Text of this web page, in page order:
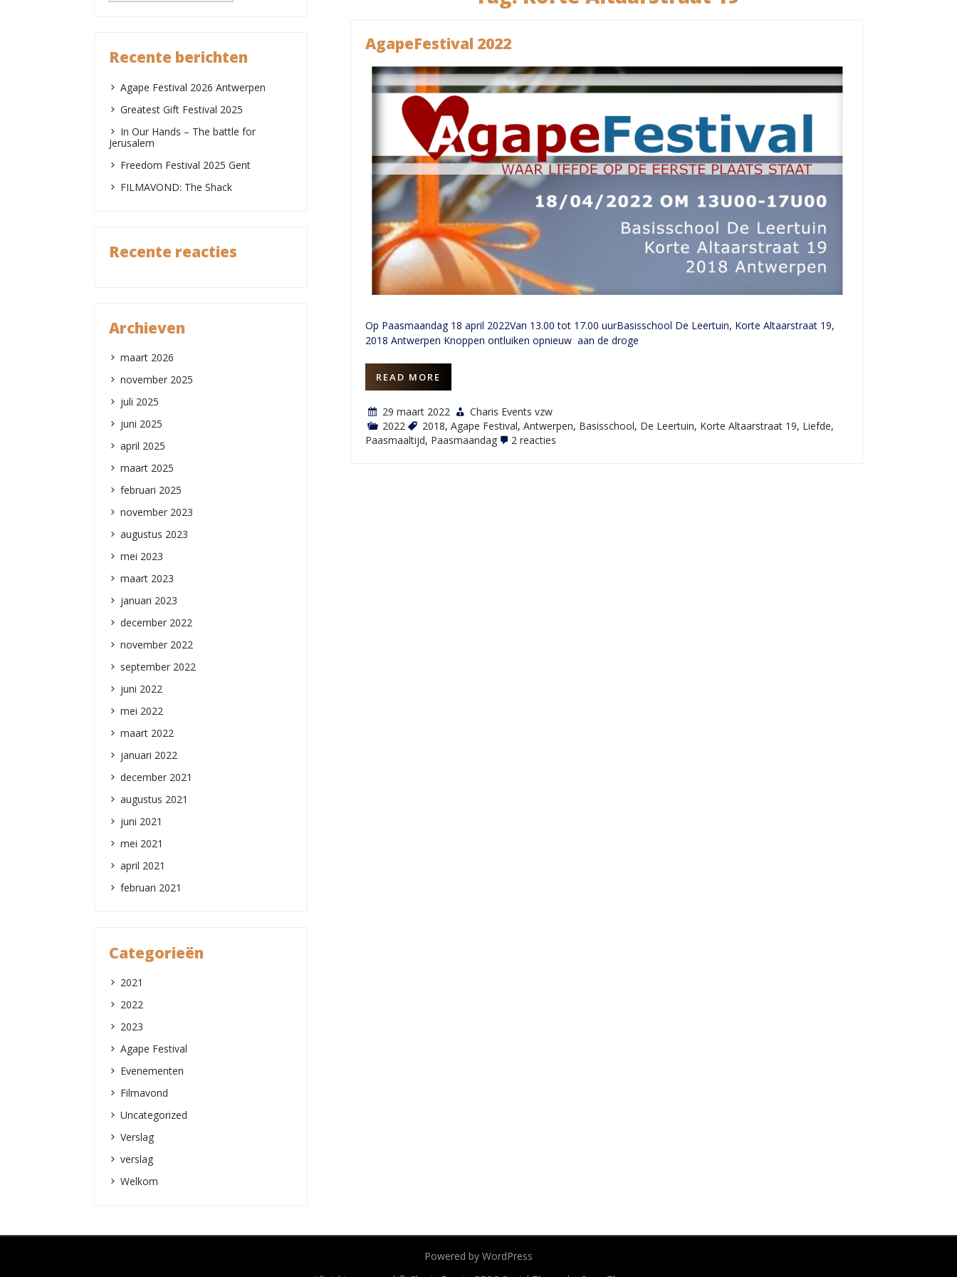
AgapeFestival 2022
Op Paasmaandag 18 april 2022Van 13.00 tot 17.00 uurBasisschool De Leertuin, Korte Altaarstraat 19,
2018 Antwerpen Knoppen ontluiken opnieuw aan de droge
READ MORE
29 maart 2022
Charis Events vzw
2022
2018, Agape Festival, Antwerpen, Basisschool, De Leertuin, Korte Altaarstraat 19, Liefde,
Paasmaaltijd, Paasmaandag 2 reacties
Recente berichten
Agape Festival 2026 Antwerpen
Greatest Gift Festival 2025
In Our Hands – The battle for
Jerusalem
Freedom Festival 2025 Gent
FILMAVOND: The Shack
Recente reacties
Archieven
maart 2026
november 2025
juli 2025
juni 2025
april 2025
maart 2025
februari 2025
november 2023
augustus 2023
mei 2023
maart 2023
januari 2023
december 2022
november 2022
september 2022
juni 2022
mei 2022
maart 2022
januari 2022
december 2021
augustus 2021
juni 2021
mei 2021
april 2021
februari 2021
Categorieën
2021
2022
2023
Agape Festival
Evenementen
Filmavond
Uncategorized
Verslag
verslag
Welkom
Powered by WordPress